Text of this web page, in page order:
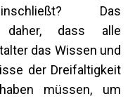
Das
daher, dass alle
das Wissen und
der Dreifaltigkeit
müssen, um